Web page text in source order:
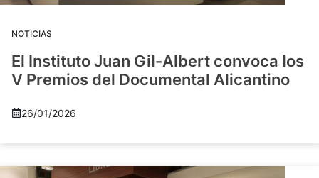
NOTICIAS
El Instituto Juan Gil-Albert convoca los
V Premios del Documental Alicantino
26/01/2026